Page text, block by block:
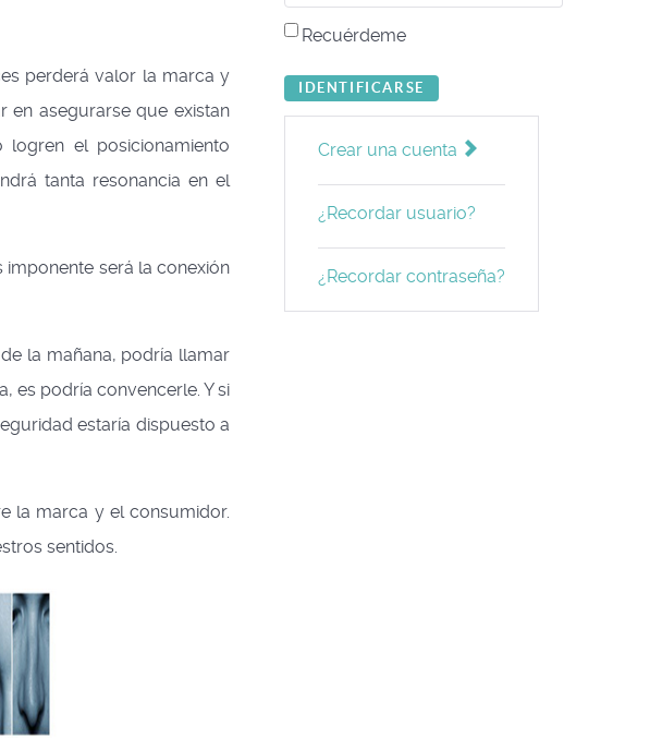
perderá valor la marca y
asegurarse que existan
el posicionamiento
tanta resonancia en el
imponente será la conexión
la mañana, podría llamar
es podría convencerle. Y si
estaría dispuesto a
la marca y el consumidor.
sentidos.
Recuérdeme
IDENTIFICARSE
Crear una cuenta
¿Recordar usuario?
¿Recordar contraseña?